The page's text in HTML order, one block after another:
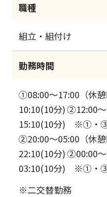
職種
組立・組付け
勤務時間
①08:00～17:00（休
10:10(10分) ②12:00
15:10(10分) ※①・③
②20:00～05:00（休
22:10(10分) ②00:00
03:10(10分) ※①・③
※二交替勤務